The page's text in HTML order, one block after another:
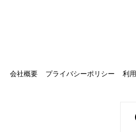
会社概要 プライバシーポリシー 利